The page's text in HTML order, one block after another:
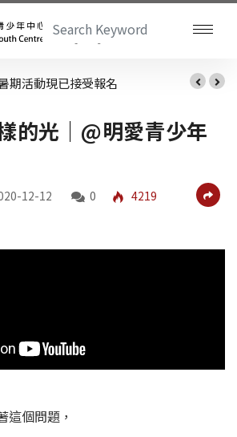
名DSE 做好準備迎接放榜
的光｜@明愛青少年
12-12 0 4219
這個問題，​